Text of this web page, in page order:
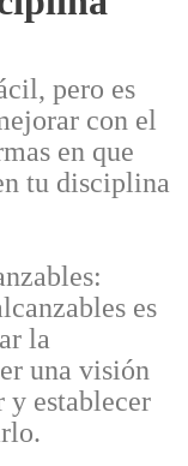
pero es
con el
en que
tu disciplina
es
la
una visión
y establecer